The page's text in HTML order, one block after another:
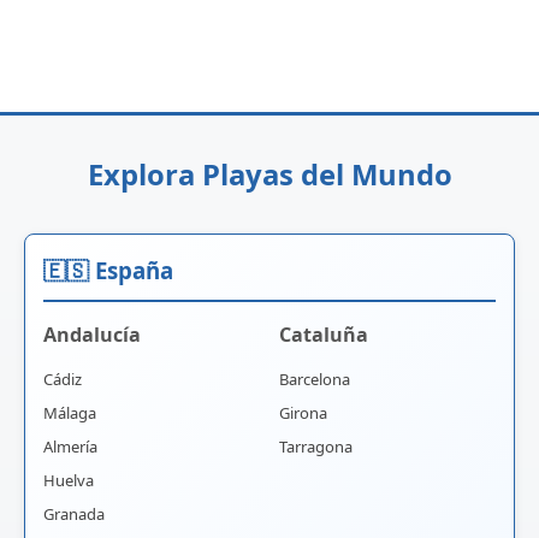
Explora Playas del Mundo
🇪🇸 España
Andalucía
Cádiz
Málaga
Almería
Huelva
Granada
Cataluña
Barcelona
Girona
Tarragona